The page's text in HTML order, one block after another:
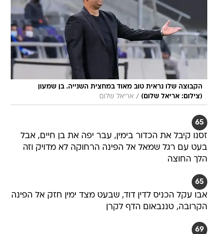
הקבוצה שלו נראית טוב מאוד במחצית השנייה. בן שמעון
(צילום: אריאל שלום) / אריאל שלום
65
זסנו קיבל את הכדור בימין, עבר יפה את בן חיים, אבל
בעט עם רגל שמאל אל הפינה הרחוקה לא מדויק וזה
הלך החוצה
65
אבו עקל הכניס לדין דוד, שבעט מצד ימין חזק אל הפינה
הקרובה, טננבאום הדף לקרן
69